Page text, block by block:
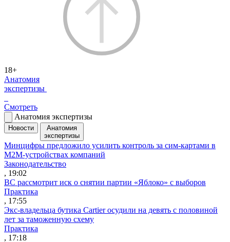
18+
Анатомия
экспертизы
Смотреть
Анатомия экспертизы
Новости
Анатомия
экспертизы
Минцифры предложило усилить контроль за сим-картами в
M2M-устройствах компаний
Законодательство
, 19:02
ВС рассмотрит иск о снятии партии «Яблоко» с выборов
Практика
, 17:55
Экс-владельца бутика Cartier осудили на девять с половиной
лет за таможенную схему
Практика
, 17:18